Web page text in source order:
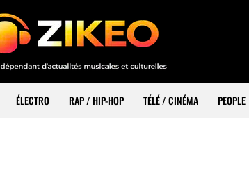
ÉLECTRO RAP / HIP-HOP TÉLÉ / CINÉMA PEOPLE